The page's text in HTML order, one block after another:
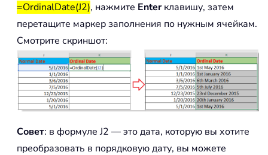
                     xMonth
= 12
    OrdinalDate
= xDay & xDayTxt &
End
Function
=OrdinalDate(J2), нажмите Enterклавишу, затем
перетащите маркер заполнения по нужным ячейкам.
Смотрите скриншот:
Совет: в формуле J2 — это дата, которую вы хотите
преобразовать в порядковую дату, вы можете